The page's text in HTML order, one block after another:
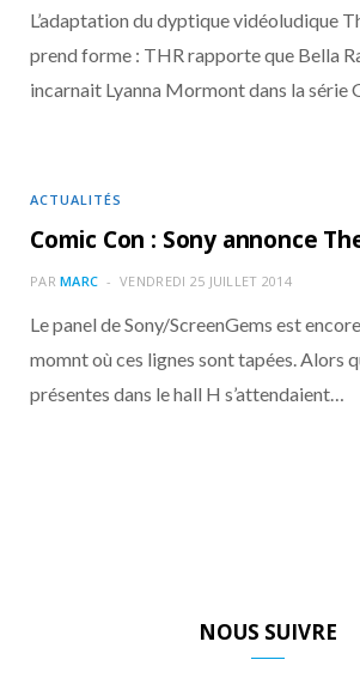
L’adaptation du dyptique vidéoludique
prend forme : THR rapporte que Bella
incarnait Lyanna Mormont dans la série
ACTUALITÉS
Comic Con : Sony annonce
PAR MARC VENDREDI 25 JUILLET 2014
Le panel de Sony/ScreenGems est
momnt où ces lignes sont tapées. Alors
présentes dans le hall H s’attendaient…
NOUS SUIVRE